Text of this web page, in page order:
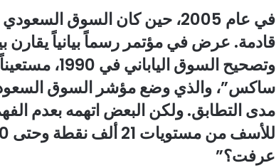
في عام 2005، حين كان السوق
وتصحيح السوق
ساكس”، والذي وضع مؤشر السوق
مدى التطابق. ولكن البعض اتهمه بعدم
عرفت؟”